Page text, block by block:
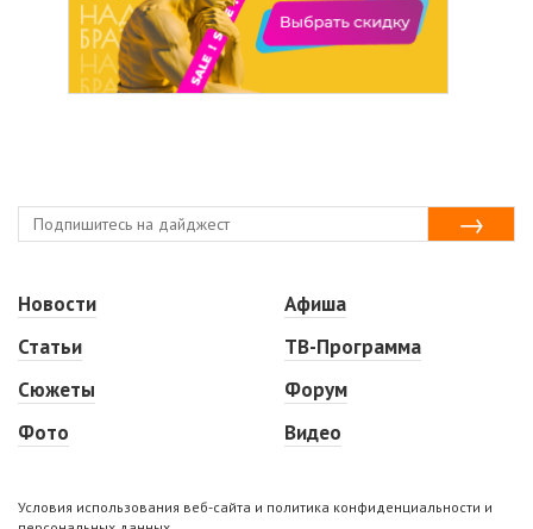
Новости
Статьи
Сюжеты
Фото
Афиша
ТВ-Программа
Форум
Видео
Условия использования веб-сайта и политика конфиденциальности и